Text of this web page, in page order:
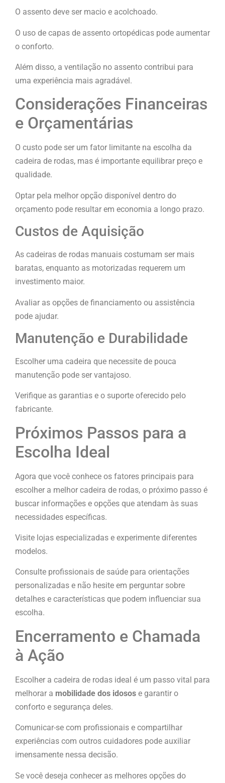
O assento deve ser macio e acolchoado.
O uso de capas de assento ortopédicas pode aumentar
o conforto.
Além disso, a ventilação no assento contribui para
uma experiência mais agradável.
Considerações Financeiras
e Orçamentárias
O custo pode ser um fator limitante na escolha da
cadeira de rodas, mas é importante equilibrar preço e
qualidade.
Optar pela melhor opção disponível dentro do
orçamento pode resultar em economia a longo prazo.
Custos de Aquisição
As cadeiras de rodas manuais costumam ser mais
baratas, enquanto as motorizadas requerem um
investimento maior.
Avaliar as opções de financiamento ou assistência
pode ajudar.
Manutenção e Durabilidade
Escolher uma cadeira que necessite de pouca
manutenção pode ser vantajoso.
Verifique as garantias e o suporte oferecido pelo
fabricante.
Próximos Passos para a
Escolha Ideal
Agora que você conhece os fatores principais para
escolher a melhor cadeira de rodas, o próximo passo é
buscar informações e opções que atendam às suas
necessidades específicas.
Visite lojas especializadas e experimente diferentes
modelos.
Consulte profissionais de saúde para orientações
personalizadas e não hesite em perguntar sobre
detalhes e características que podem influenciar sua
escolha.
Encerramento e Chamada
à Ação
Escolher a cadeira de rodas ideal é um passo vital para
melhorar a mobilidade dos idosos e garantir o
conforto e segurança deles.
Comunicar-se com profissionais e compartilhar
experiências com outros cuidadores pode auxiliar
imensamente nessa decisão.
Se você deseja conhecer as melhores opções do